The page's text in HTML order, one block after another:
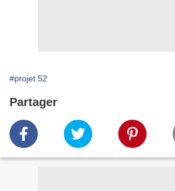
#projet 52
Partager